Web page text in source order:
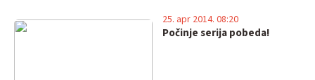
Počinje serija pobeda!
25. apr 2014. 08:20